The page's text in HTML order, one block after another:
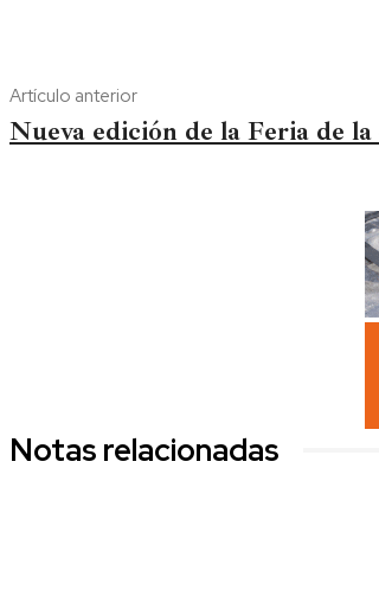
Artículo anterior
Nueva edición de la Feria de
Notas relacionadas